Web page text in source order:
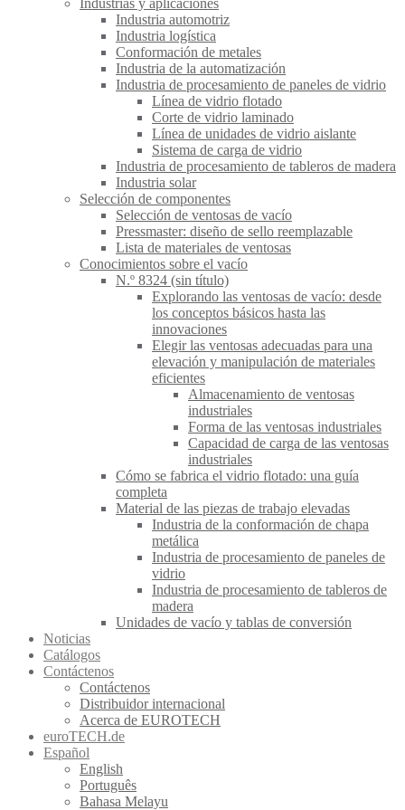
Industrias y aplicaciones
Industria automotriz
Industria logística
Conformación de metales
Industria de la automatización
Industria de procesamiento de paneles de vidrio
Línea de vidrio flotado
Corte de vidrio laminado
Línea de unidades de vidrio aislante
Sistema de carga de vidrio
Industria de procesamiento de tableros de madera
Industria solar
Selección de componentes
Selección de ventosas de vacío
Pressmaster: diseño de sello reemplazable
Lista de materiales de ventosas
Conocimientos sobre el vacío
N.º 8324 (sin título)
Explorando las ventosas de vacío: desde
los conceptos básicos hasta las
innovaciones
Elegir las ventosas adecuadas para una
elevación y manipulación de materiales
eficientes
Almacenamiento de ventosas
industriales
Forma de las ventosas industriales
Capacidad de carga de las ventosas
industriales
Cómo se fabrica el vidrio flotado: una guía
completa
Material de las piezas de trabajo elevadas
Industria de la conformación de chapa
metálica
Industria de procesamiento de paneles de
vidrio
Industria de procesamiento de tableros de
madera
Unidades de vacío y tablas de conversión
Noticias
Catálogos
Contáctenos
Contáctenos
Distribuidor internacional
Acerca de EUROTECH
euroTECH.de
Español
English
Português
Bahasa Melayu